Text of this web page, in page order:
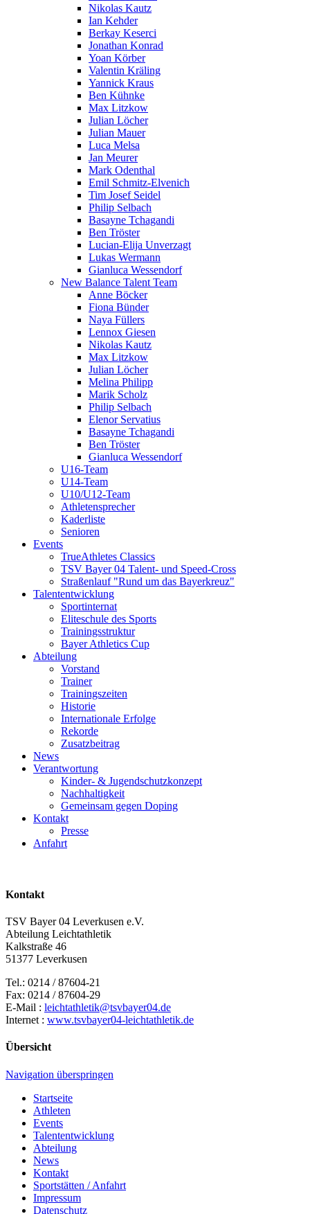
Nikolas Kautz
Ian Kehder
Berkay Keserci
Jonathan Konrad
Yoan Körber
Valentin Kräling
Yannick Kraus
Ben Kühnke
Max Litzkow
Julian Löcher
Julian Mauer
Luca Melsa
Jan Meurer
Mark Odenthal
Emil Schmitz-Elvenich
Tim Josef Seidel
Philip Selbach
Basayne Tchagandi
Ben Tröster
Lucian-Elija Unverzagt
Lukas Wermann
Gianluca Wessendorf
New Balance Talent Team
Anne Böcker
Fiona Bünder
Naya Füllers
Lennox Giesen
Nikolas Kautz
Max Litzkow
Julian Löcher
Melina Philipp
Marik Scholz
Philip Selbach
Elenor Servatius
Basayne Tchagandi
Ben Tröster
Gianluca Wessendorf
U16-Team
U14-Team
U10/U12-Team
Athletensprecher
Kaderliste
Senioren
Events
TrueAthletes Classics
TSV Bayer 04 Talent- und Speed-Cross
Straßenlauf "Rund um das Bayerkreuz"
Talententwicklung
Sportinternat
Eliteschule des Sports
Trainingsstruktur
Bayer Athletics Cup
Abteilung
Vorstand
Trainer
Trainingszeiten
Historie
Internationale Erfolge
Rekorde
Zusatzbeitrag
News
Verantwortung
Kinder- & Jugendschutzkonzept
Nachhaltigkeit
Gemeinsam gegen Doping
Kontakt
Presse
Anfahrt
Kontakt
TSV Bayer 04 Leverkusen e.V.
Abteilung Leichtathletik
Kalkstraße 46
51377 Leverkusen
Tel.: 0214 / 87604-21
Fax: 0214 / 87604-29
E-Mail : leichtathletik@tsvbayer04.de
Internet : www.tsvbayer04-leichtathletik.de
Übersicht
Navigation überspringen
Startseite
Athleten
Events
Talententwicklung
Abteilung
News
Kontakt
Sportstätten / Anfahrt
Impressum
Datenschutz